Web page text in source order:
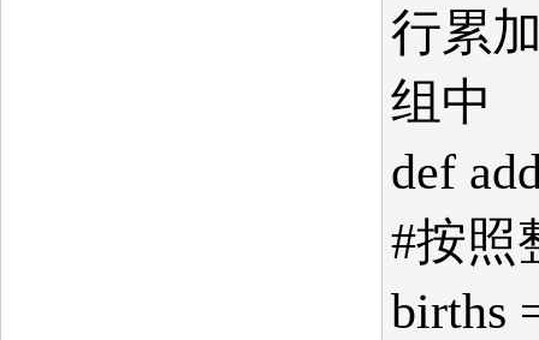
行累
组中
def
#按照
births